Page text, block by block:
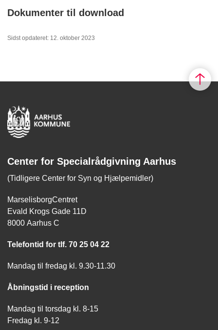
Dokumenter til download
Sidst opdateret: 12. oktober 2023
Center for Specialrådgivning Aarhus
(Tidligere Center for Syn og Hjælpemidler)
MarselisborgCentret
Evald Krogs Gade 11D
8000 Aarhus C
Telefontid for tlf. 70 25 04 22
Mandag til fredag kl. 9.30-11.30
Åbningstid i reception
Mandag til torsdag kl. 8-15
Fredag kl. 9-12